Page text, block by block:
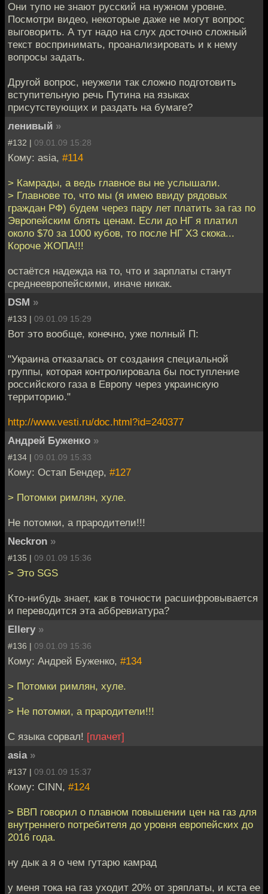
Они тупо не знают русский на нужном уровне.
Посмотри видео, некоторые даже не могут вопрос
выговорить. А тут надо на слух досточно сложный
текст воспринимать, проанализировать и к нему
вопросы задать.
Другой вопрос, неужели так сложно подготовить
вступительную речь Путина на языках
присутствующих и раздать на бумаге?
ленивый »
#132 | 09.01.09 15:28
Кому: asia, #114
> Камрады, а ведь главное вы не услышали.
> Главнове то, что мы (я имею ввиду рядовых
граждан РФ) будем через пару лет платить за газ по
Эвропейским блять ценам. Если до НГ я платил
около $70 за 1000 кубов, то после НГ ХЗ скока...
Короче ЖОПА!!!
остаётся надежда на то, что и зарплаты станут
среднеевропейскими, иначе никак.
DSM »
#133 | 09.01.09 15:29
Вот это вообще, конечно, уже полный П:
"Украина отказалась от создания специальной
группы, которая контролировала бы поступление
российского газа в Европу через украинскую
территорию."
http://www.vesti.ru/doc.html?id=240377
Андрей Буженко »
#134 | 09.01.09 15:33
Кому: Остап Бендер, #127
> Потомки римлян, хуле.
Не потомки, а прародители!!!
Neckron »
#135 | 09.01.09 15:36
> Это SGS
Кто-нибудь знает, как в точности расшифровывается
и переводится эта аббревиатура?
Ellery »
#136 | 09.01.09 15:36
Кому: Андрей Буженко, #134
> Потомки римлян, хуле.
>
> Не потомки, а прародители!!!
С языка сорвал! [плачет]
asia »
#137 | 09.01.09 15:37
Кому: CINN, #124
> ВВП говорил о плавном повышении цен на газ для
внутреннего потребителя до уровня европейских до
2016 года.
ну дык а я о чем гутарю камрад
у меня тока на газ уходит 20% от зряплаты, и кста ее